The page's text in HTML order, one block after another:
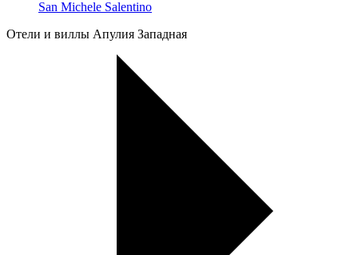
San Michele Salentino
Oтели и виллы Апулия Западная